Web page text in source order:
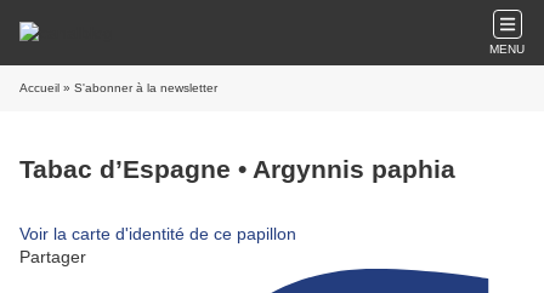
MENU
Accueil » S'abonner à la newsletter
Tabac d’Espagne • Argynnis paphia
Voir la carte d'identité de ce papillon
Partager